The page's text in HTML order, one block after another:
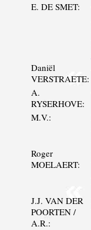
E. DE SMET:
Daniël
VERSTRAETE:
A.
RYSERHOVE:
M.V.:
Roger
MOELAERT:
J.J. VAN DER
POORTEN /
A.R.: